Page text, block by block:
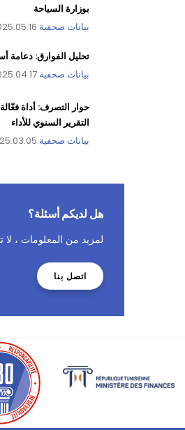
بوزارة السياحة
بيانات صحفية
تحليل الفوارق: دعامة
بيانات صحفية
حوار التصرف: أداة
التقرير السنوي للأداء
بيانات صحفية
هل لديكم أسئلة؟
لمزيد من المعلومات ، لا
اتصل بنا